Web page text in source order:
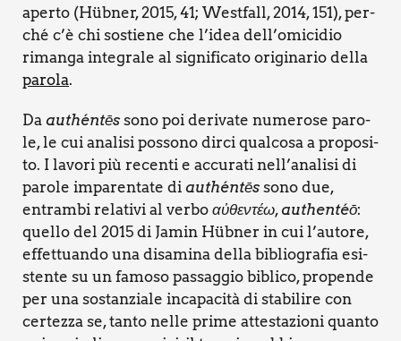
aper­to (Hüb­ner, 2015, 41; West­fall, 2014, 151), per­
ché c’è chi sostie­ne che l’idea dell’omicidio
riman­ga inte­gra­le al signi­fi­ca­to ori­gi­na­rio del­la
paro­la.
Da authén­tēssono poi deri­va­te nume­ro­se paro­
le, le cui ana­li­si pos­so­no dir­ci qual­co­sa a pro­po­si­
to. I lavo­ri più recen­ti e accu­ra­ti nell’analisi di
paro­le impa­ren­ta­te di authén­tēssono due,
entram­bi rela­ti­vi al ver­bo αὐθεντέω, authen­téō:
quel­lo del 2015 di Jamin Hüb­ner in cui l’autore,
effet­tuan­do una disa­mi­na del­la biblio­gra­fia esi­
sten­te su un famo­so pas­sag­gio bibli­co, pro­pen­de
per una sostan­zia­le inca­pa­ci­tà di sta­bi­li­re con
cer­tez­za se, tan­to nel­le pri­me atte­sta­zio­ni quan­to